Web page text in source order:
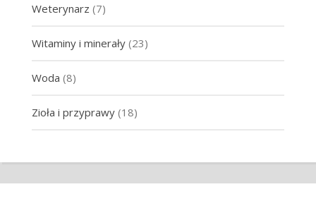
Weterynarz (7)
Witaminy i minerały(23)
Woda (8)
Zioła i przyprawy(18)